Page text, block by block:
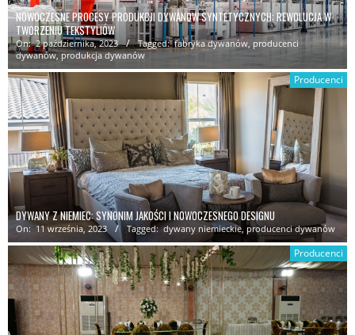
NOWOCZESNE PROCESY PRODUKCJI DYWANÓW SYNTETYCZNYCH: REWOLUCJA W
TWORZENIU TEKSTYLIÓW
On: 2 października, 2023 Tagged: fabryka dywanów producenci
dywanów,produkcja dywanów
Producenci
DYWANY Z NIEMIEC: SYNONIM JAKOŚCI I NOWOCZESNEGO DESIGNU
On: 11 września, 2023 Tagged: dywany niemieckie producenci dywanów
Producenci